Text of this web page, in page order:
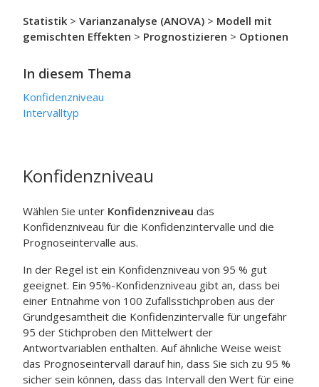
Statistik > Varianzanalyse (ANOVA) > Modell mit
gemischten Effekten > Prognostizieren > Optionen
In diesem Thema
Konfidenzniveau
Intervalltyp
Konfidenzniveau
Wählen Sie unter Konfidenzniveau das
Konfidenzniveau für die Konfidenzintervalle und die
Prognoseintervalle aus.
In der Regel ist ein Konfidenzniveau von 95 % gut
geeignet. Ein 95%-Konfidenzniveau gibt an, dass bei
einer Entnahme von 100 Zufallsstichproben aus der
Grundgesamtheit die Konfidenzintervalle für ungefähr
95 der Stichproben den Mittelwert der
Antwortvariablen enthalten. Auf ähnliche Weise weist
das Prognoseintervall darauf hin, dass Sie sich zu 95 %
sicher sein können, dass das Intervall den Wert für eine